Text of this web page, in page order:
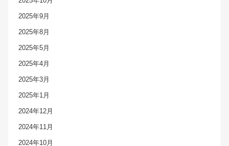
2025年9月
2025年8月
2025年5月
2025年4月
2025年3月
2025年1月
2024年12月
2024年11月
2024年10月